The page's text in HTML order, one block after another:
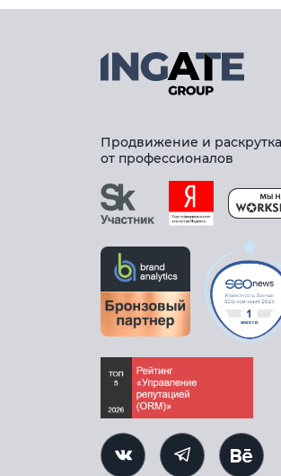
Продвижение и
от профессионалов